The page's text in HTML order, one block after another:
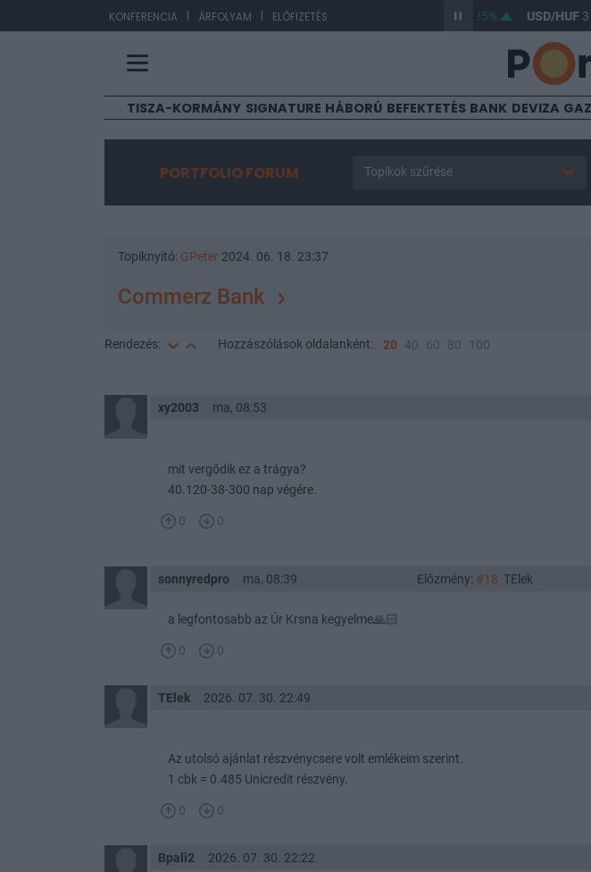
KONFERENCIA | ÁRFOLYAM | ELŐFIZETÉS 0,25% USD/HUF
TISZA-KORMÁNY SIGNATURE HÁBORÚ BEFEKTETÉS BANK DEVIZA
PORTFOLIO FORUM Topikok szűrése
Topiknyitó: GPeter 2024. 06. 18. 23:37
Commerz Bank
Rendezés: Hozzászólások oldalanként: 20 40 60 80 100
xy2003 ma, 08:53
mit vergődik ez a trágya?
40.120-38-300 nap végére.
0 0
sonnyredpro ma, 08:39 Előzmény: #18 TElek
a legfontosabb az Úr Krsna kegyelme🙏🏻
0 0
TElek 2026. 07. 30. 22:49
Az utolsó ajánlat részvénycsere volt emlékeim szerint.
1 cbk = 0.485 Unicredit részvény.
0 0
Bpali2 2026. 07. 30. 22:22